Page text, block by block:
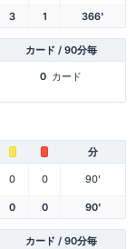
3 1 366'
カード / 90分毎
0 カード
分
0 0 90'
0 0 90'
カード / 90分毎